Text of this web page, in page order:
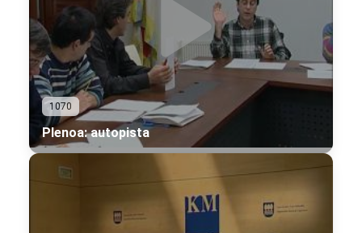
1070
Plenoa: autopista